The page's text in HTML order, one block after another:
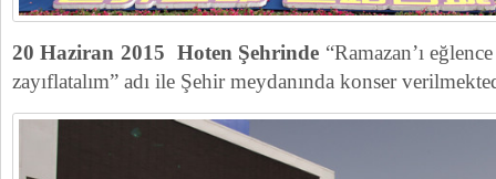
20 Haziran 2015 Hoten Şehrinde “Ramazan’ı
zayıflatalım” adı ile Şehir meydanında konser